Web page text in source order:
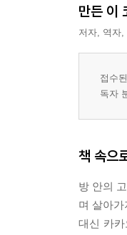
만든 이
저자, 역자,
접수
독자
책 속으
방 안의
며 살아
대신 카